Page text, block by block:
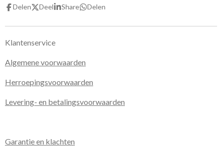
b
o
Delen Deel Share Delen
Klantenservice
Algemene voorwaarden
Herroepingsvoorwaarden
Levering- en betalingsvoorwaarden
Garantie en klachten